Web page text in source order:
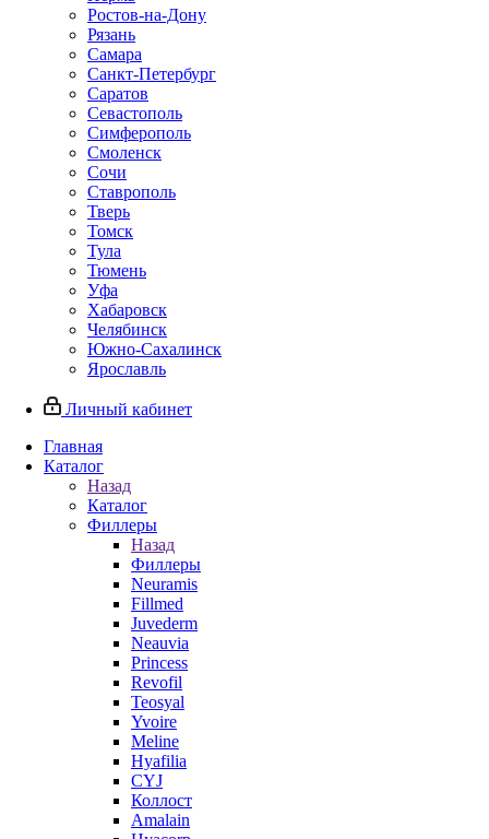
Ростов-на-Дону
Рязань
Самара
Санкт-Петербург
Саратов
Севастополь
Симферополь
Смоленск
Сочи
Ставрополь
Тверь
Томск
Тула
Тюмень
Уфа
Хабаровск
Челябинск
Южно-Сахалинск
Ярославль
Личный кабинет
Главная
Каталог
Назад
Каталог
Филлеры
Назад
Филлеры
Neuramis
Fillmed
Juvederm
Neauvia
Princess
Revofil
Teosyal
Yvoire
Meline
Hyafilia
CYJ
Коллост
Amalain